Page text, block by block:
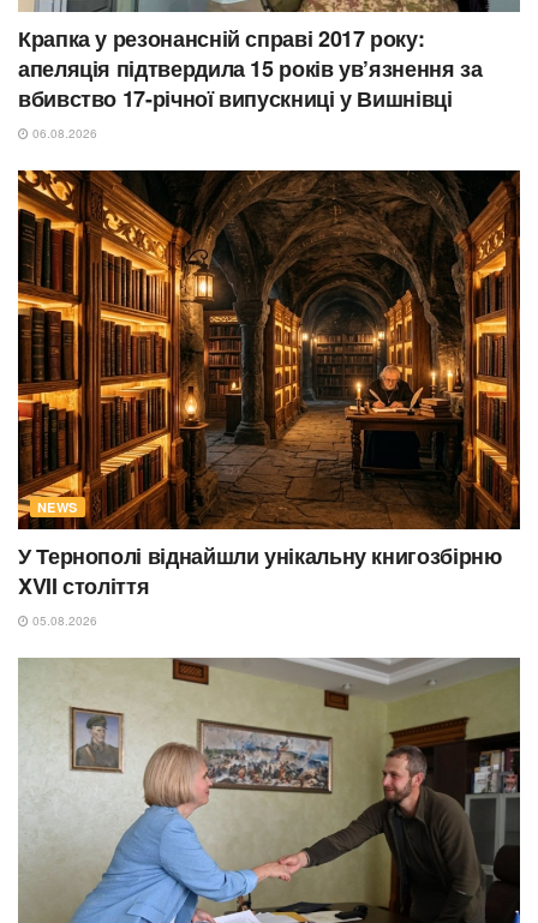
Крапка у резонансній справі 2017 року:
апеляція підтвердила 15 років ув’язнення за
вбивство 17-річної випускниці у Вишнівці
06.08.2026
NEWS
У Тернополі віднайшли унікальну книгозбірню
XVII століття
05.08.2026